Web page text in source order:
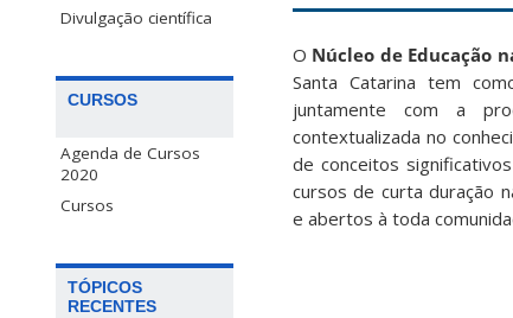
Divulgação científica
CURSOS
Agenda de Cursos
2020
Cursos
TÓPICOS
RECENTES
O Núcleo de Educação
Santa Catarina tem
juntamente com a
contextualizada no
de conceitos
cursos de curta duração
e abertos à toda